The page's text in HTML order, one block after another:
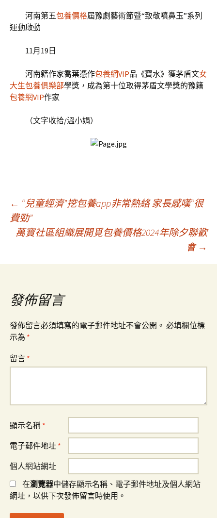
河南第五包養價格屆豫劇藝術節暨“致敬噴鼻玉”系列
運動啟動
11月19日
河南籍作家喬葉憑作包養網VIP品《寶水》獲茅盾文女
大生包養俱樂部學獎，成為第十位取得茅盾文學獎的豫籍
包養網VIP作家
（文字收拾/溫小娟）
文
章
導
覽
← “兒童經濟”挖包養app非常熱絡 家長感嘆“很
費勁”
萬寶社區組織展開覓包養價格2024年除夕聯歡
會 →
發佈留言
發佈留言必須填寫的電子郵件地址不會公開。 必填欄位標
示為 *
留言 *
顯示名稱 *
電子郵件地址 *
個人網站網址
在瀏覽器中儲存顯示名稱、電子郵件地址及個人網站
網址，以供下次發佈留言時使用。